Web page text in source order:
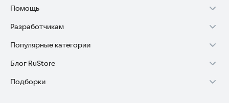
Помощь
Установка RuStore на TV
Установка RuStore на телефон
Установка RuStore в машину
Помощь пользователям RuStore
Разработчикам
Зарабатывать с RuStore
Стать разработчиком
Доступ к RuStore Консоль
Популярные категории
Игры для Android
Приложения банков
Блог RuStore
Обзоры игр для Android 2025
Подборки